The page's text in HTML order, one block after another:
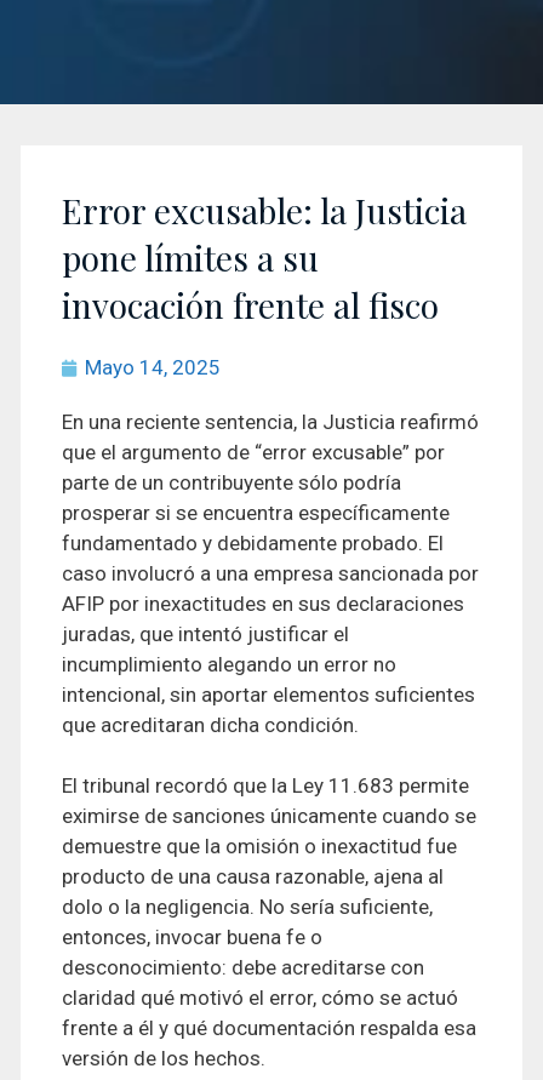
Error excusable: la Justicia
pone límites a su
invocación frente al fisco
Mayo 14, 2025
En una reciente sentencia, la Justicia reafirmó
que el argumento de “error excusable” por
parte de un contribuyente sólo podría
prosperar si se encuentra específicamente
fundamentado y debidamente probado. El
caso involucró a una empresa sancionada por
AFIP por inexactitudes en sus declaraciones
juradas, que intentó justificar el
incumplimiento alegando un error no
intencional, sin aportar elementos suficientes
que acreditaran dicha condición.
El tribunal recordó que la Ley 11.683 permite
eximirse de sanciones únicamente cuando se
demuestre que la omisión o inexactitud fue
producto de una causa razonable, ajena al
dolo o la negligencia. No sería suficiente,
entonces, invocar buena fe o
desconocimiento: debe acreditarse con
claridad qué motivó el error, cómo se actuó
frente a él y qué documentación respalda esa
versión de los hechos.